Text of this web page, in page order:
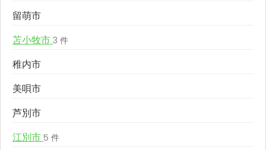
留萌市
苫小牧市 3 件
稚内市
美唄市
芦別市
江別市 5 件